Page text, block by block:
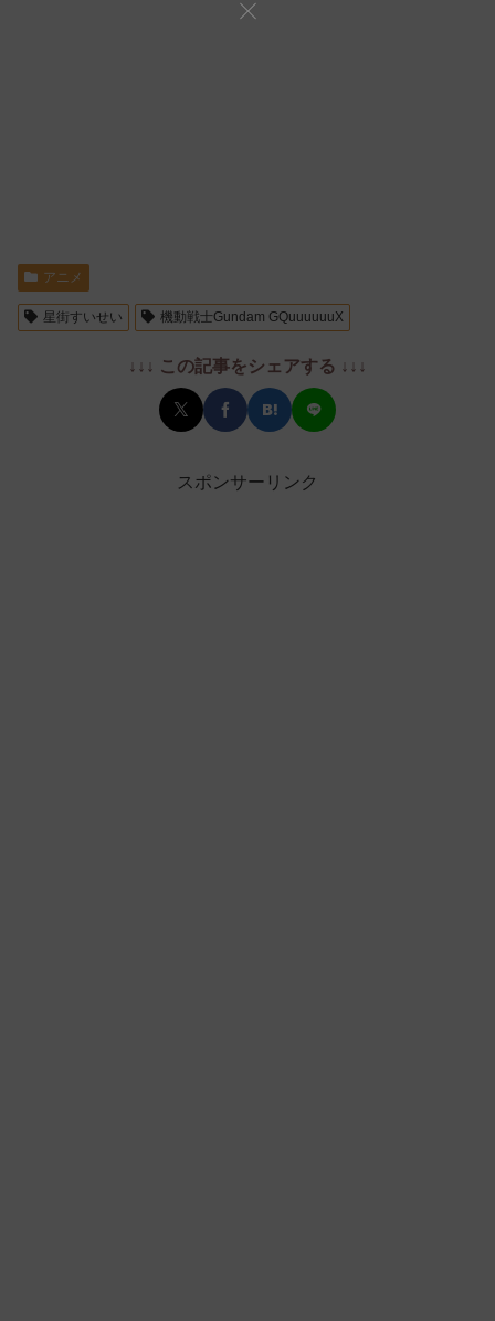
アニメ
星街すいせい 機動戦士Gundam GQuuuuuuX
↓↓↓ この記事をシェアする ↓↓↓
スポンサーリンク